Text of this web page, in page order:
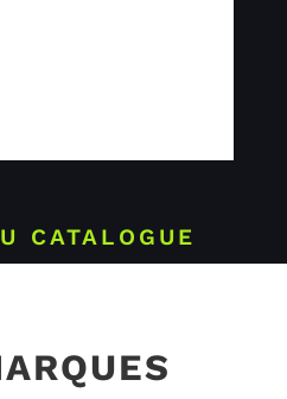
CATALOGUE